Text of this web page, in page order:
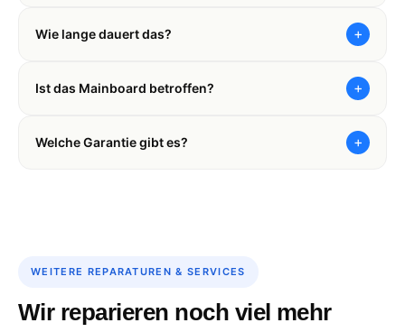
Wie lange dauert das? +
Ist das Mainboard betroffen? +
Welche Garantie gibt es? +
WEITERE REPARATUREN & SERVICES
Wir reparieren noch viel mehr